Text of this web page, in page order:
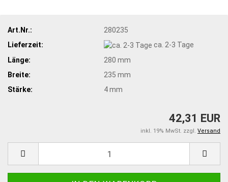
Art.Nr.:
280235
Lieferzeit:
ca. 2-3 Tage
Länge:
280 mm
Breite:
235 mm
Stärke:
4 mm
42,31 EUR
inkl. 19% MwSt. zzgl. Versand